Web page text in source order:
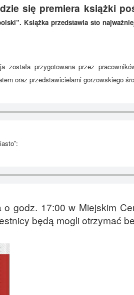
się premiera książki
Książka przedstawia sto
przygotowana przez
oraz przedstawicielami gorzowskiego
godz. 17:00 w Miejskim
będą mogli otrzymać